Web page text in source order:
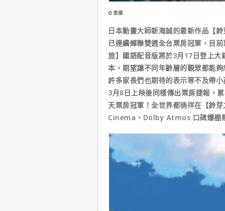
©車庫
日本動畫大師新海誠的最新作品【
已連續蟬聯雙週全台票房冠軍，目
旅】國語配音版將於3月17日登上
本，期望讓不同年齡層的觀眾都能
許多家長們也期待的表示等不及帶
3月8日上映後同樣傳出票房捷報，
天票房冠軍！全世界都徜徉在【鈴
Cinema、Dolby Atmos 口碑爆棚